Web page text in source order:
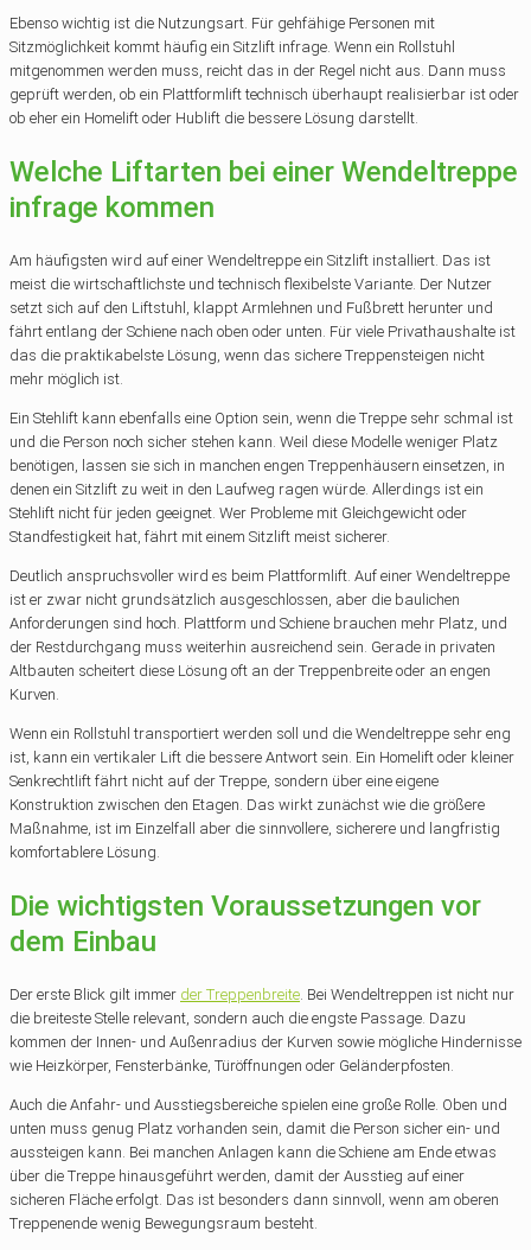
Ebenso wichtig ist die Nutzungsart. Für gehfähige Personen mit
Sitzmöglichkeit kommt häufig ein Sitzlift infrage. Wenn ein Rollstuhl
mitgenommen werden muss, reicht das in der Regel nicht aus. Dann muss
geprüft werden, ob ein Plattformlift technisch überhaupt realisierbar ist oder
ob eher ein Homelift oder Hublift die bessere Lösung darstellt.
Welche Liftarten bei einer Wendeltreppe
infrage kommen
Am häufigsten wird auf einer Wendeltreppe ein Sitzlift installiert. Das ist
meist die wirtschaftlichste und technisch flexibelste Variante. Der Nutzer
setzt sich auf den Liftstuhl, klappt Armlehnen und Fußbrett herunter und
fährt entlang der Schiene nach oben oder unten. Für viele Privathaushalte ist
das die praktikabelste Lösung, wenn das sichere Treppensteigen nicht
mehr möglich ist.
Ein Stehlift kann ebenfalls eine Option sein, wenn die Treppe sehr schmal ist
und die Person noch sicher stehen kann. Weil diese Modelle weniger Platz
benötigen, lassen sie sich in manchen engen Treppenhäusern einsetzen, in
denen ein Sitzlift zu weit in den Laufweg ragen würde. Allerdings ist ein
Stehlift nicht für jeden geeignet. Wer Probleme mit Gleichgewicht oder
Standfestigkeit hat, fährt mit einem Sitzlift meist sicherer.
Deutlich anspruchsvoller wird es beim Plattformlift. Auf einer Wendeltreppe
ist er zwar nicht grundsätzlich ausgeschlossen, aber die baulichen
Anforderungen sind hoch. Plattform und Schiene brauchen mehr Platz, und
der Restdurchgang muss weiterhin ausreichend sein. Gerade in privaten
Altbauten scheitert diese Lösung oft an der Treppenbreite oder an engen
Kurven.
Wenn ein Rollstuhl transportiert werden soll und die Wendeltreppe sehr eng
ist, kann ein vertikaler Lift die bessere Antwort sein. Ein Homelift oder kleiner
Senkrechtlift fährt nicht auf der Treppe, sondern über eine eigene
Konstruktion zwischen den Etagen. Das wirkt zunächst wie die größere
Maßnahme, ist im Einzelfall aber die sinnvollere, sicherere und langfristig
komfortablere Lösung.
Die wichtigsten Voraussetzungen vor
dem Einbau
Der erste Blick gilt immer der Treppenbreite . Bei Wendeltreppen ist nicht nur
die breiteste Stelle relevant, sondern auch die engste Passage. Dazu
kommen der Innen- und Außenradius der Kurven sowie mögliche Hindernisse
wie Heizkörper, Fensterbänke, Türöffnungen oder Geländerpfosten.
Auch die Anfahr- und Ausstiegsbereiche spielen eine große Rolle. Oben und
unten muss genug Platz vorhanden sein, damit die Person sicher ein- und
aussteigen kann. Bei manchen Anlagen kann die Schiene am Ende etwas
über die Treppe hinausgeführt werden, damit der Ausstieg auf einer
sicheren Fläche erfolgt. Das ist besonders dann sinnvoll, wenn am oberen
Treppenende wenig Bewegungsraum besteht.